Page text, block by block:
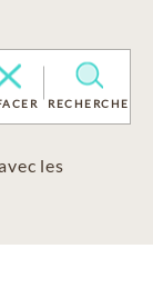
RECHERCHE
les